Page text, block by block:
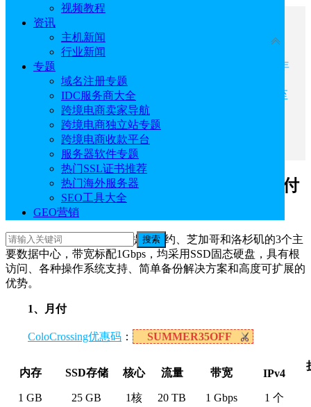
视频教程
资讯
主机新闻
行业新闻
专题
域名注册专题
IDC服务商大全
跨境电商卖家导航
跨境电商独立站专题
跨境电商收款平台
服务器软件专题
热门SSL证书推荐
热门海外服务器
SEO工具大全
GEO营销
搜索
文章目录
ColoCrossing八月优惠一：美国VPS月付$2.57起 年
付$11起
ColoCrossing八月优惠二：美国服务器4核16G低至
$124.92/年
ColoCrossing八月优惠三：美国裸机云服务器$13/
月
ColoCrossing八月优惠一：美国VPS月付
$2.57起 年付$11起
ColoCrossing美国VPS提供纽约、芝加哥和洛杉矶的3个主
要数据中心，带宽标配1Gbps，均采用SSD固态硬盘，具有根
访问、各种操作系统支持、简单备份解决方案和高度可扩展的
优势。
1、月付
ColoCrossing优惠码 ： SUMMER35OFF
内存 SSD存储 核心 流量 带宽 IPv4
1 GB 25 GB 1核 20 TB 1 Gbps 1 个